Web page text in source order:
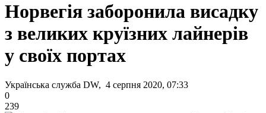
Норвегія заборонила висадку
з великих круїзних лайнерів
у своїх портах
Українська служба DW, 4 серпня 2020, 07:33
0
239